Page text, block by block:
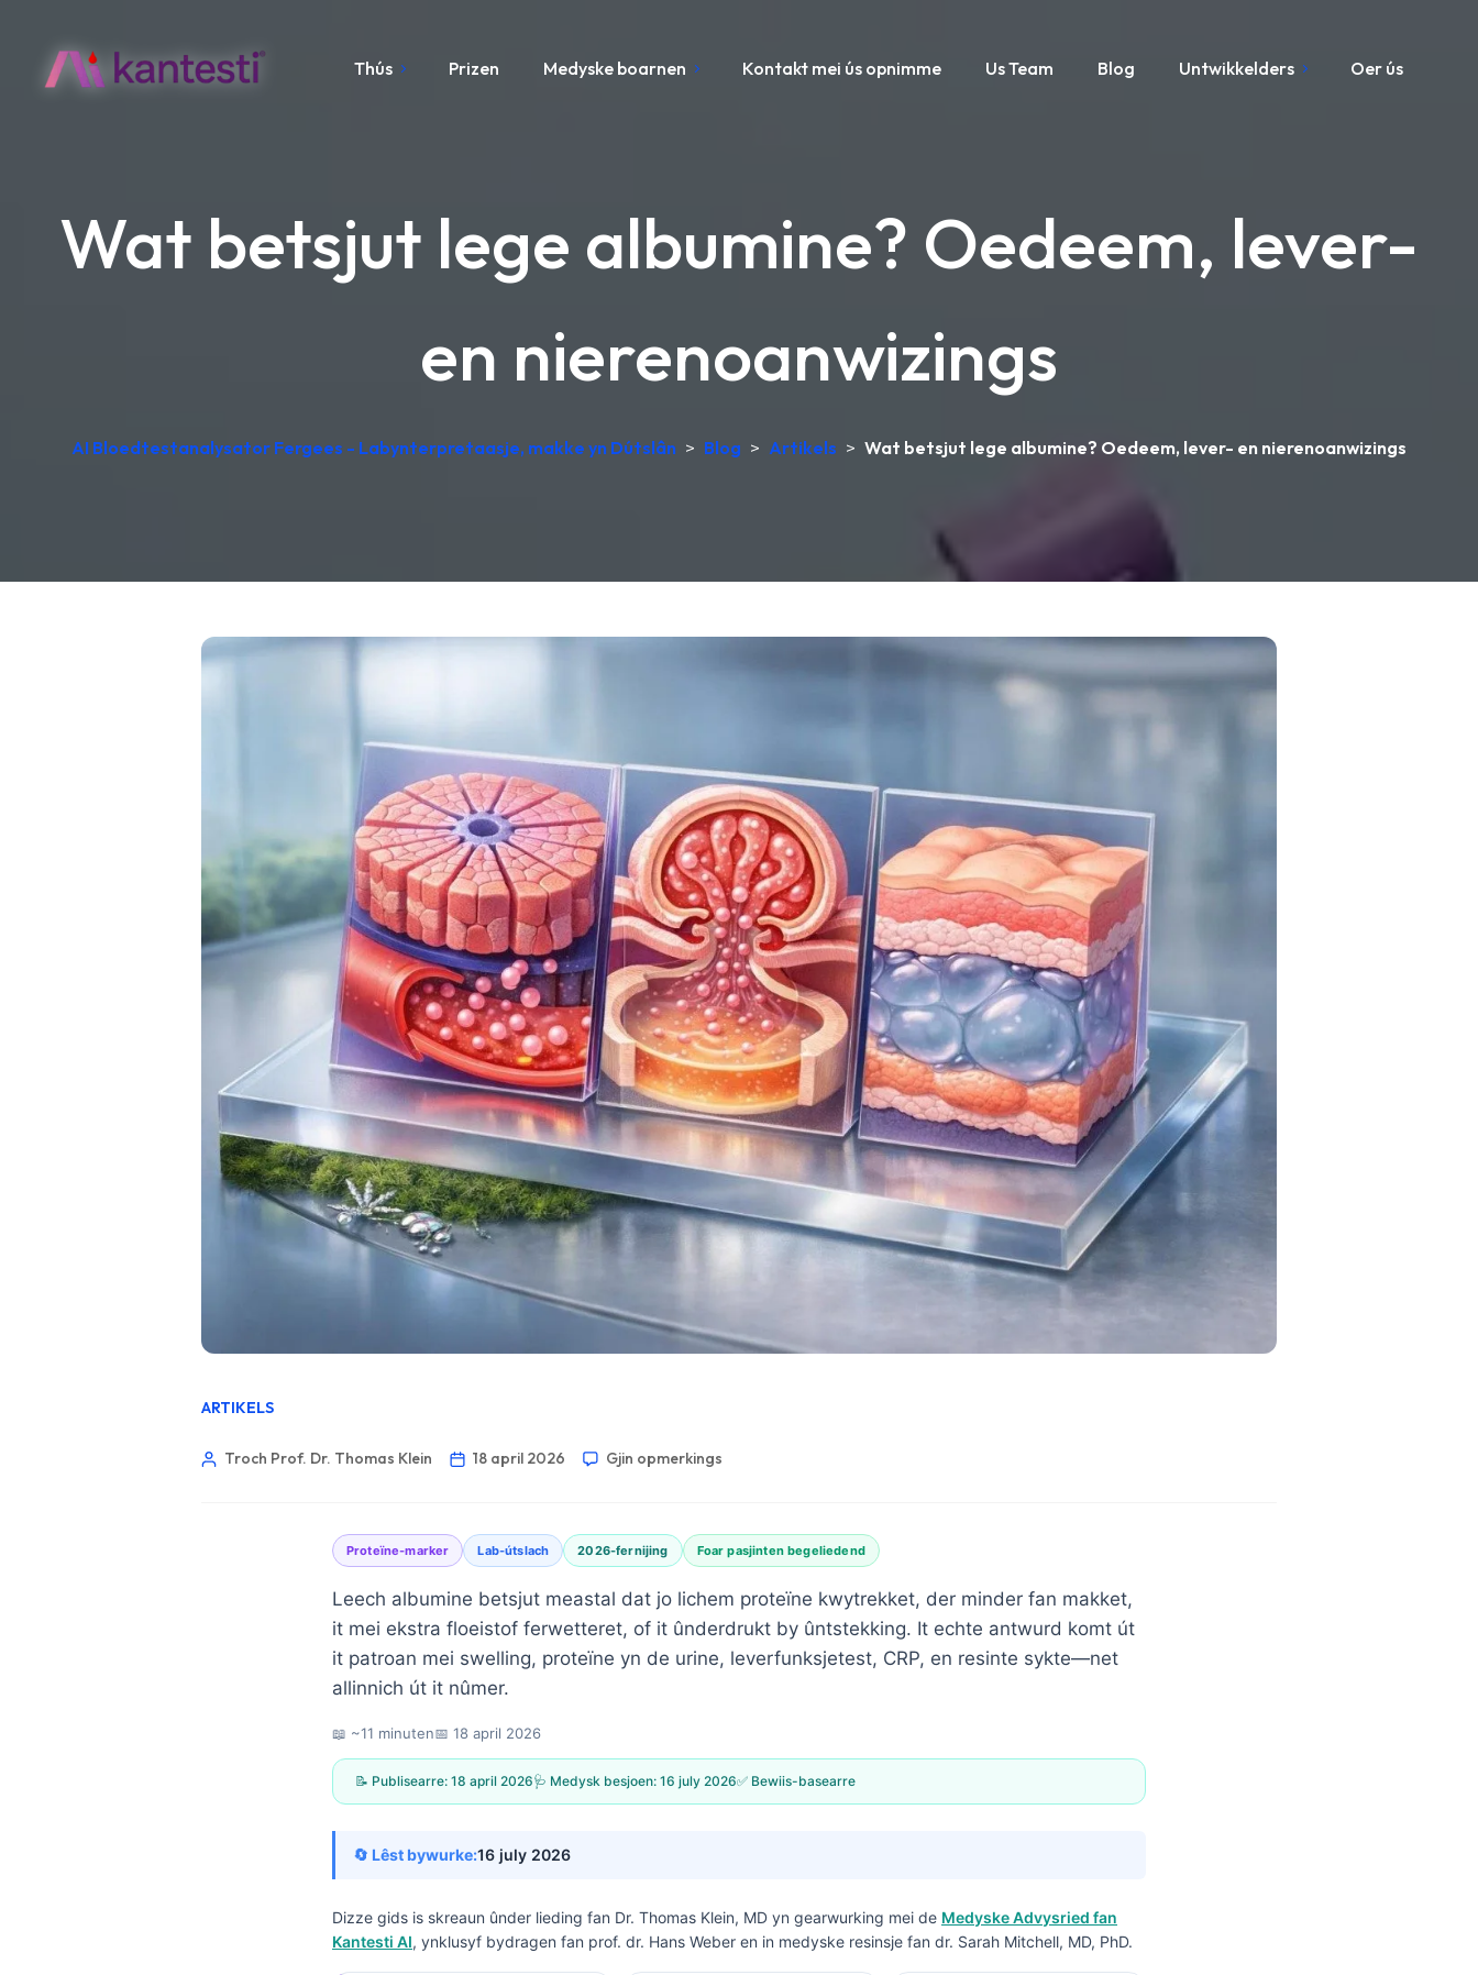
Thús Prizen Medyske boarnen Kontakt mei ús opnimme Us Team Blog Untwikkelders Oer ús
Wat betsjut lege albumine? Oedeem, lever-
en nierenoanwizings
AI Bloedtestanalysator Fergees - Labynterpretaasje, makke yn Dútslân > Blog > Artikels > Wat betsjut lege albumine? Oedeem, lever- en nierenoanwizings
ARTIKELS
Troch Prof. Dr. Thomas Klein 18 april 2026 Gjin opmerkings
Proteïne-marker Lab-útslach 2026-fernijing Foar pasjinten begeliedend
Leech albumine betsjut meastal dat jo lichem proteïne kwytrekket, der minder fan makket,
it mei ekstra floeistof ferwetteret, of it ûnderdrukt by ûntstekking. It echte antwurd komt út
it patroan mei swelling, proteïne yn de urine, leverfunksjetest, CRP, en resinte sykte—net
allinnich út it nûmer.
📖 ~11 minuten📅 18 april 2026
📝 Publisearre: 18 april 2026🩺 Medysk besjoen: 16 july 2026✅ Bewiis-basearre
🔄 Lêst bywurke:16 july 2026
Dizze gids is skreaun ûnder lieding fan Dr. Thomas Klein, MD yn gearwurking mei de Medyske Advysried fan
Kantesti AI, ynklusyf bydragen fan prof. dr. Hans Weber en in medyske resinsje fan dr. Sarah Mitchell, MD, PhD.